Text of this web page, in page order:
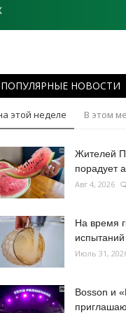
ПОПУЛЯРНЫЕ НОВОСТИ
этой неделе В этом
Жителей
порадует
Авг 4, 2026
На время
испытаний
Июль 31,
Bosson и